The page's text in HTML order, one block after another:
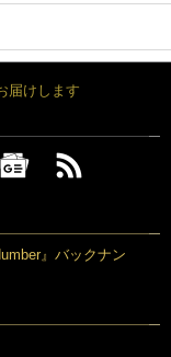
届けします
』バックナン